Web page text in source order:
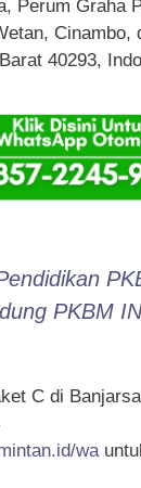
Perum Graha
Cinambo,
40293,
PKBM
C di
wa